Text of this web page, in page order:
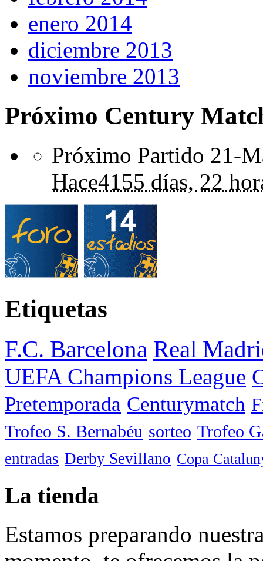
enero 2014
diciembre 2013
noviembre 2013
Próximo Century
Próximo Partido 21-
Hace4155 días, 22
Etiquetas
F.C. Barcelona Real
UEFA Champions League
Pretemporada Centurymatch
Trofeo S. Bernabéu sorteo Trofeo
entradas Derby Sevillano Copa
La tienda
Estamos preparando